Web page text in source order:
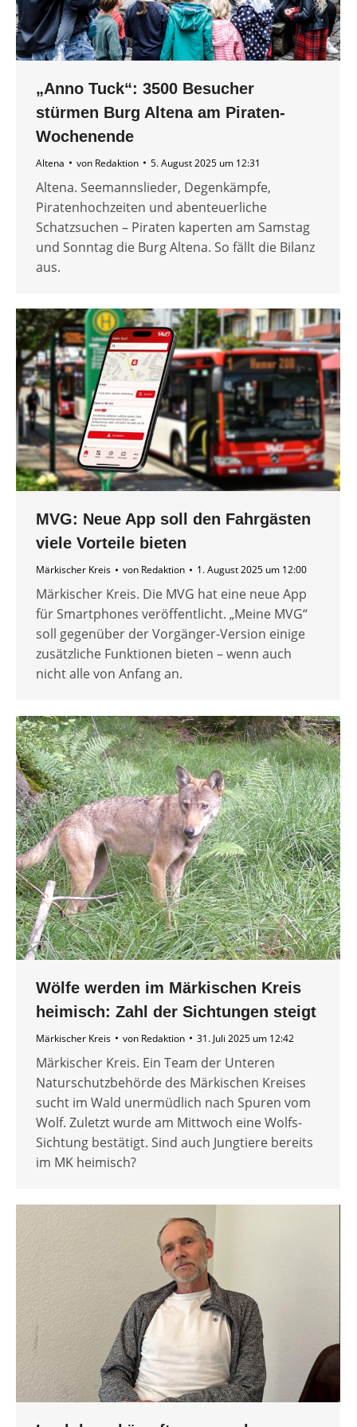
„Anno Tuck“: 3500 Besucher
stürmen Burg Altena am Piraten-
Wochenende
Altena von Redaktion 5. August 2025 um 12:31
Altena. Seemannslieder, Degenkämpfe,
Piratenhochzeiten und abenteuerliche
Schatzsuchen – Piraten kaperten am Samstag
und Sonntag die Burg Altena. So fällt die Bilanz
aus.
MVG: Neue App soll den Fahrgästen
viele Vorteile bieten
Märkischer Kreis von Redaktion 1. August 2025 um 12:00
Märkischer Kreis. Die MVG hat eine neue App
für Smartphones veröffentlicht. „Meine MVG“
soll gegenüber der Vorgänger-Version einige
zusätzliche Funktionen bieten – wenn auch
nicht alle von Anfang an.
Wölfe werden im Märkischen Kreis
heimisch: Zahl der Sichtungen steigt
Märkischer Kreis von Redaktion 31. Juli 2025 um 12:42
Märkischer Kreis. Ein Team der Unteren
Naturschutzbehörde des Märkischen Kreises
sucht im Wald unermüdlich nach Spuren vom
Wolf. Zuletzt wurde am Mittwoch eine Wolfs-
Sichtung bestätigt. Sind auch Jungtiere bereits
im MK heimisch?